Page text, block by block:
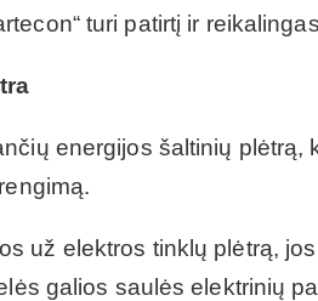
turi patirtį ir
energijos šaltinių plėtrą,
už elektros tinklų plėtrą,
galios saulės elektrinių